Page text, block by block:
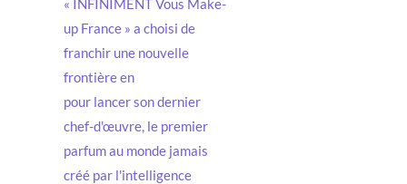
« INFINIMENT Vous Make-
up France » a choisi de
franchir une nouvelle
frontière en
pour lancer son dernier
chef-d'œuvre, le premier
parfum au monde jamais
créé par l'intelligence